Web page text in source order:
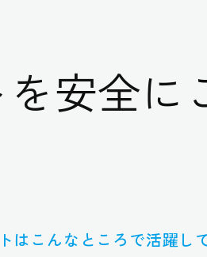
安全に
はこんなところで活躍し